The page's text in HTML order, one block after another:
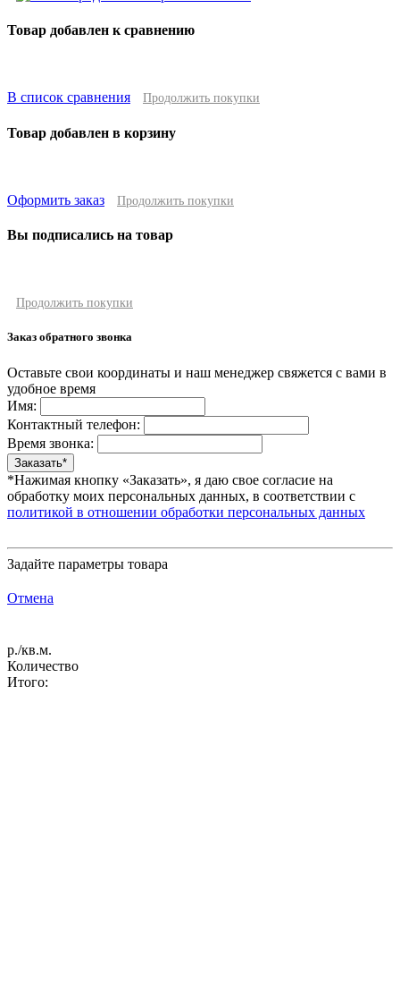
Товар добавлен к сравнению
В список сравнения Продолжить покупки
Товар добавлен в корзину
Оформить заказ Продолжить покупки
Вы подписались на товар
Продолжить покупки
Заказ обратного звонка
Оставьте свои координаты и наш менеджер свяжется с вами в
удобное время
Имя:
Контактный телефон:
Время звонка:
*Нажимая кнопку «Заказать», я даю свое согласие на
обработку моих персональных данных, в соответствии с
политикой в отношении обработки персональных данных
Задайте параметры товара
Отмена
р./кв.м.
Количество
Итого: